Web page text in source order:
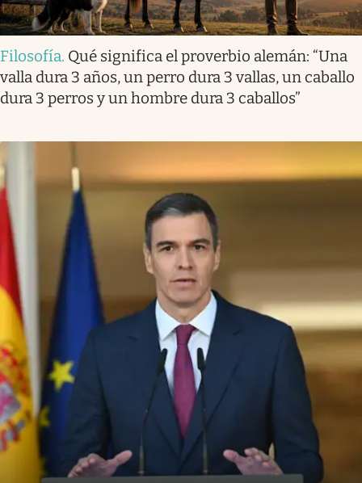
Filosofía. Qué significa el proverbio alemán: “Una
valla dura 3 años, un perro dura 3 vallas, un caballo
dura 3 perros y un hombre dura 3 caballos”